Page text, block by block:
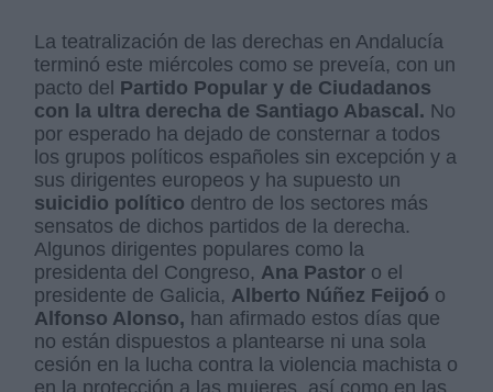
La teatralización de las derechas en Andalucía
terminó este miércoles como se preveía, con un
pacto del Partido Popular y de Ciudadanos
con la ultra derecha de Santiago Abascal. No
por esperado ha dejado de consternar a todos
los grupos políticos españoles sin excepción y a
sus dirigentes europeos y ha supuesto un
suicidio político dentro de los sectores más
sensatos de dichos partidos de la derecha.
Algunos dirigentes populares como la
presidenta del Congreso, Ana Pastor o el
presidente de Galicia, Alberto Núñez Feijoó o
Alfonso Alonso, han afirmado estos días que
no están dispuestos a plantearse ni una sola
cesión en la lucha contra la violencia machista o
en la protección a las mujeres, así como en las